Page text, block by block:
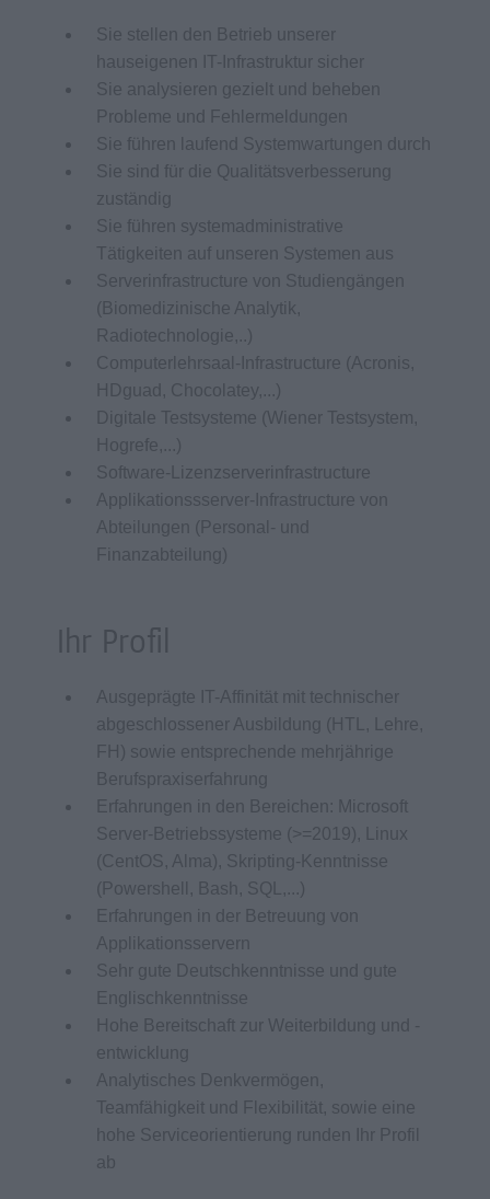
Sie stellen den Betrieb unserer
hauseigenen IT-Infrastruktur sicher
Sie analysieren gezielt und beheben
Probleme und Fehlermeldungen
Sie führen laufend Systemwartungen durch
Sie sind für die Qualitätsverbesserung
zuständig
Sie führen systemadministrative
Tätigkeiten auf unseren Systemen aus
Serverinfrastructure von Studiengängen
(Biomedizinische Analytik,
Radiotechnologie,..)
Computerlehrsaal-Infrastructure (Acronis,
HDguad, Chocolatey,...)
Digitale Testsysteme (Wiener Testsystem,
Hogrefe,...)
Software-Lizenzserverinfrastructure
Applikationssserver-Infrastructure von
Abteilungen (Personal- und
Finanzabteilung)
Ihr Profil
Ausgeprägte IT-Affinität mit technischer
abgeschlossener Ausbildung (HTL, Lehre,
FH) sowie entsprechende mehrjährige
Berufspraxiserfahrung
Erfahrungen in den Bereichen: Microsoft
Server-Betriebssysteme (>=2019), Linux
(CentOS, Alma), Skripting-Kenntnisse
(Powershell, Bash, SQL,...)
Erfahrungen in der Betreuung von
Applikationsservern
Sehr gute Deutschkenntnisse und gute
Englischkenntnisse
Hohe Bereitschaft zur Weiterbildung und -
entwicklung
Analytisches Denkvermögen,
Teamfähigkeit und Flexibilität, sowie eine
hohe Serviceorientierung runden Ihr Profil
ab